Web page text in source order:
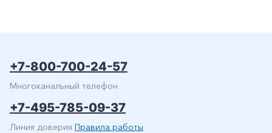
+7-800-700-24-57
Многоканальный телефон
+7-495-785-09-37
Линия доверия Правила работы